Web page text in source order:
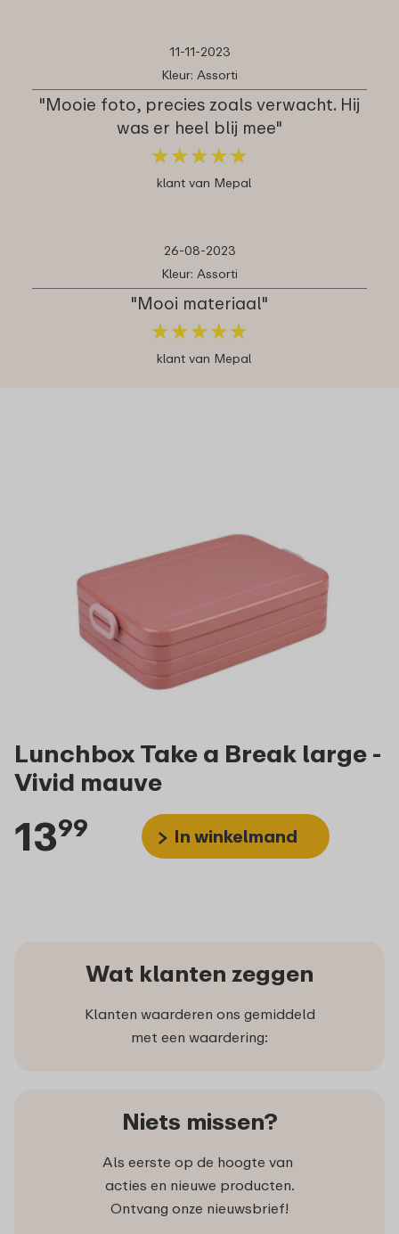
11-11-2023
Kleur: Assorti
"Mooie foto, precies zoals verwacht. Hij
was er heel blij mee"
★★★★★
★★★★★
klant van Mepal
26-08-2023
Kleur: Assorti
"Mooi materiaal"
★★★★★
★★★★★
klant van Mepal
Lunchbox Take a Break large -
Vivid mauve
1399 In winkelmand
Wat klanten zeggen
Klanten waarderen ons gemiddeld
met een waardering:
Niets missen?
Als eerste op de hoogte van
acties en nieuwe producten.
Ontvang onze nieuwsbrief!